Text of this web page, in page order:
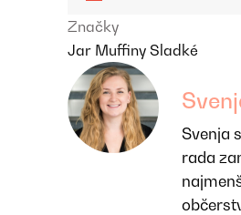
Značky
Jar Muffiny Sladké
Svenja
rada